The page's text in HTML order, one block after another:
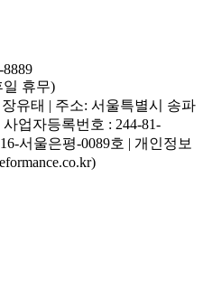
8889
일 휴무)
유태 | 주소: 서울특별시 송파
업자등록번호 : 244-81-
서울은평-0089호 | 개인정보